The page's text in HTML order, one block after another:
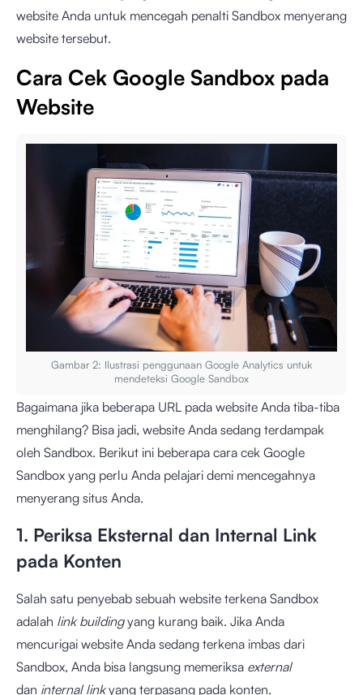
website Anda untuk mencegah penalti Sandbox menyerang
website tersebut.
Cara Cek Google Sandbox pada
Website
Gambar 2: Ilustrasi penggunaan Google Analytics untuk
mendeteksi Google Sandbox
Bagaimana jika beberapa URL pada website Anda tiba-tiba
menghilang? Bisa jadi, website Anda sedang terdampak
oleh Sandbox. Berikut ini beberapa cara cek Google
Sandbox yang perlu Anda pelajari demi mencegahnya
menyerang situs Anda.
1. Periksa Eksternal dan Internal Link
pada Konten
Salah satu penyebab sebuah website terkena Sandbox
adalah link buildingyang kurang baik. Jika Anda
mencurigai website Anda sedang terkena imbas dari
Sandbox, Anda bisa langsung memeriksa external
dan internal linkyang terpasang pada konten.